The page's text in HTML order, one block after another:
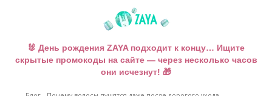
🐰 День рождения ZAYA подходит к концу… Ищите
скрытые промокоды на сайте — через несколько часов
они исчезнут! 🎁